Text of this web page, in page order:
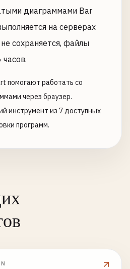
диаграммами Bar
на серверах
сохраняется, файлы
помогают работать со
через браузер.
инструмент из 7 доступных
программ.